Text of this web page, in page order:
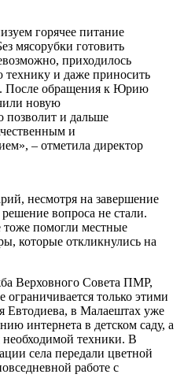
горячее питание
мясорубки готовить
приходилось
технику и даже приносить
После обращения к Юрию
новую
позволит и дальше
и
– отметила директор
несмотря на завершение
вопроса не стали.
тоже помогли местные
которые откликнулись на
Верховного Совета ПМР,
ограничивается только этими
в Малаештах уже
интернета в детском саду, а
необходимой техники. В
села передали цветной
работе с